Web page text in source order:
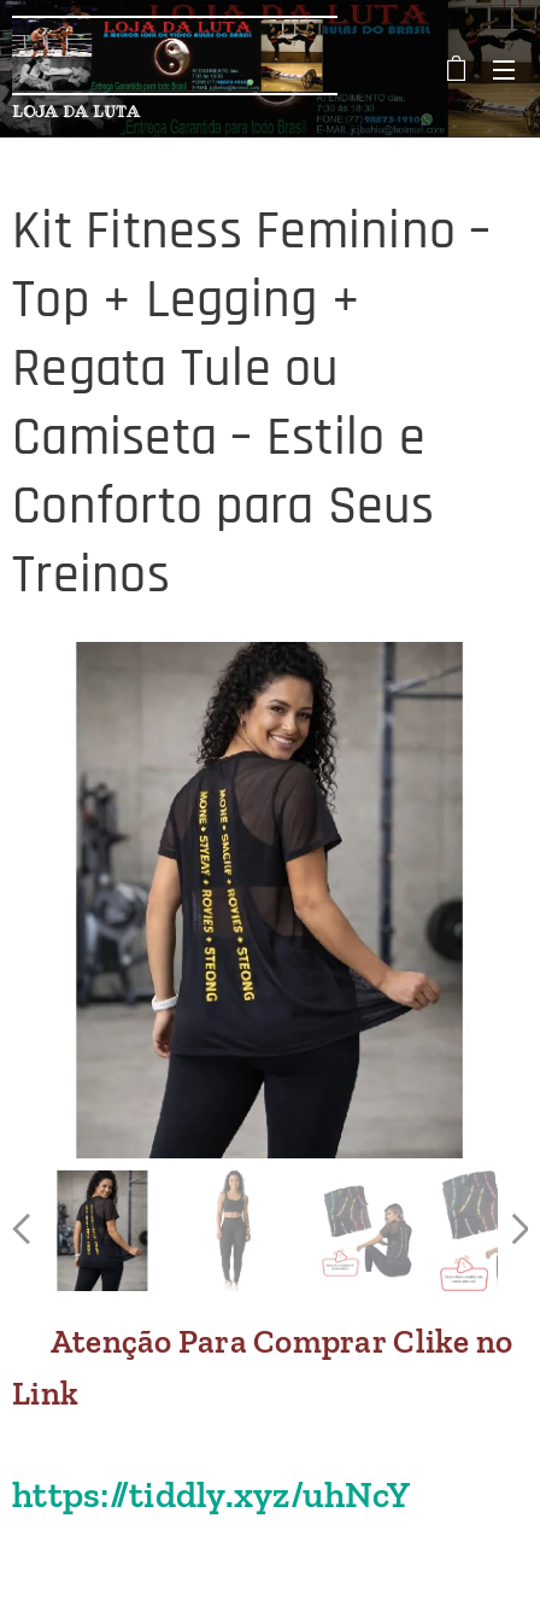
LOJA DA LUTA
Kit Fitness Feminino –
Top + Legging +
Regata Tule ou
Camiseta – Estilo e
Conforto para Seus
Treinos
Atenção Para Comprar Clike no
Link
https://tiddly.xyz/uhNcY